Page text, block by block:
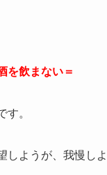
を飲まない＝
す。
しようが、我慢し